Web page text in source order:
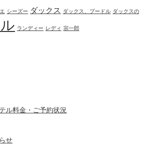
シーズー ダックス ダックス、プードル ダックスの
ランディー レディ 宗一郎
ル料金・ご予約状況
せ